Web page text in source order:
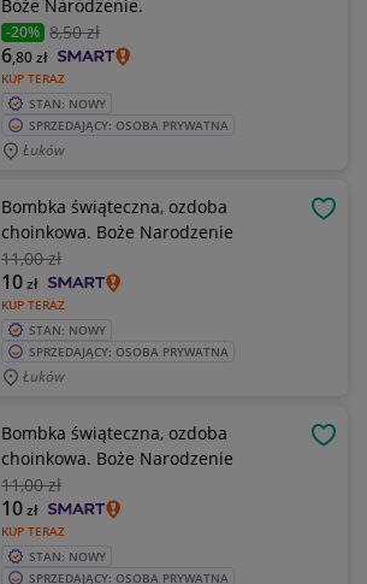
Boże Narodzenie.
-20% 8,50 zł
KUP TERAZ
6,80zł
STAN: NOWY
SPRZEDAJĄCY: OSOBA PRYWATNA
Łuków
Bombka świąteczna, ozdoba
choinkowa. Boże Narodzenie
11,00 zł
KUP TERAZ
10zł
STAN: NOWY
SPRZEDAJĄCY: OSOBA PRYWATNA
Łuków
Bombka świąteczna, ozdoba
choinkowa. Boże Narodzenie
11,00 zł
KUP TERAZ
10zł
STAN: NOWY
SPRZEDAJĄCY: OSOBA PRYWATNA